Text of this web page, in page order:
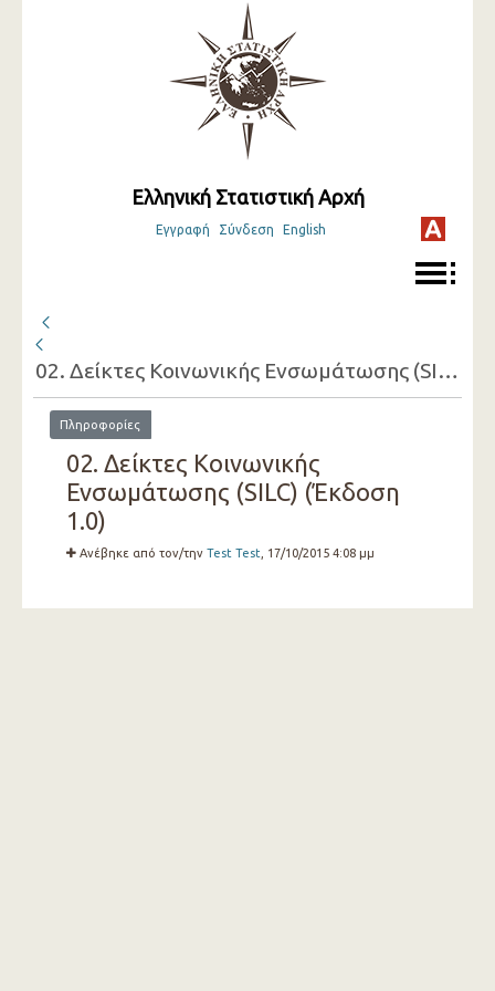
Ελληνική Στατιστική Αρχή
Εγγραφή Σύνδεση English
02. Δείκτες Κοινωνικής Ενσωμάτωσης (SILC)
Πληροφορίες
02. Δείκτες Κοινωνικής
Ενσωμάτωσης (SILC) (Έκδοση
1.0)
Ανέβηκε από τον/την Test Test , 17/10/2015 4:08 μμ